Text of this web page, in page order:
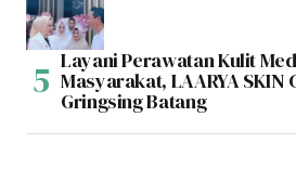
Layani Perawatan Kulit
Masyarakat, LAARYA SKIN
Gringsing Batang